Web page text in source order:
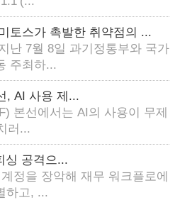
토스가 촉발한 취약점의 ...
난 7월 8일 과기정통부와 국가
주최하...
, AI 사용 제...
본선에서는 AI의 사용이 무제
러...
싱 공격으...
정을 장악해 재무 워크플로에
하고, ...